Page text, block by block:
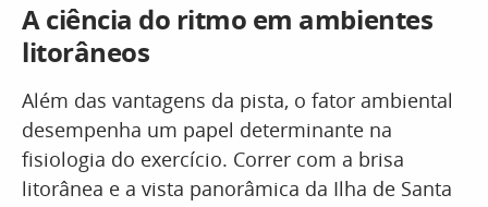
A ciência do ritmo em ambientes
litorâneos
Além das vantagens da pista, o fator ambiental
desempenha um papel determinante na
fisiologia do exercício. Correr com a brisa
litorânea e a vista panorâmica da Ilha de Santa